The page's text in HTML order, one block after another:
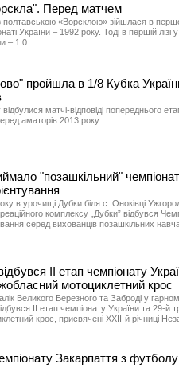
Перед матчем
полтавською «Ворсклою» зійшлася в
України – 1992 року. Тоді в першій лізі у
– 1:0.
пройшла в 1/8 Кубка
матчі-відповіді попереднього
аматорів 2013 року.
"позашкільний" чемпіонат
в урочищі Дубки біля с. Оноківці
комплексу „Дубки” відбувся
серед вихованців позашкільних
ІІ етап чемпіонату
мотоциклетний крос
Великого Березного та Заброді у
ІІ етап чемпіонату України та 29-й
крос, присвячені ХХІІ-й річниці
Закарпаття з